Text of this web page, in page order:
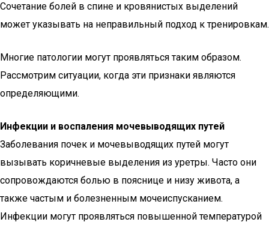
Сочетание болей в спине и кровянистых выделений
может указывать на неправильный подход к тренировкам.
Многие патологии могут проявляться таким образом.
Рассмотрим ситуации, когда эти признаки являются
определяющими.
Инфекции и воспаления мочевыводящих путей
Заболевания почек и мочевыводящих путей могут
вызывать коричневые выделения из уретры. Часто они
сопровождаются болью в пояснице и низу живота, а
также частым и болезненным мочеиспусканием.
Инфекции могут проявляться повышенной температурой